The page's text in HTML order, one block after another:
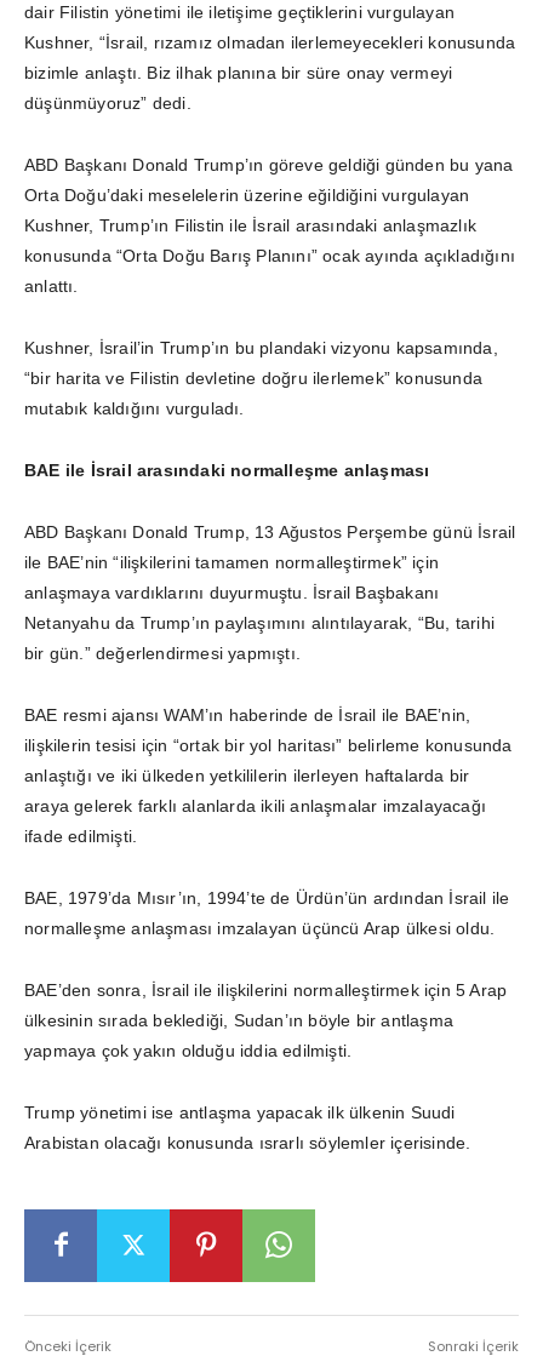
dair Filistin yönetimi ile iletişime geçtiklerini vurgulayan
Kushner, “İsrail, rızamız olmadan ilerlemeyecekleri konusunda
bizimle anlaştı. Biz ilhak planına bir süre onay vermeyi
düşünmüyoruz” dedi.
ABD Başkanı Donald Trump’ın göreve geldiği günden bu yana
Orta Doğu’daki meselelerin üzerine eğildiğini vurgulayan
Kushner, Trump’ın Filistin ile İsrail arasındaki anlaşmazlık
konusunda “Orta Doğu Barış Planını” ocak ayında açıkladığını
anlattı.
Kushner, İsrail’in Trump’ın bu plandaki vizyonu kapsamında,
“bir harita ve Filistin devletine doğru ilerlemek” konusunda
mutabık kaldığını vurguladı.
BAE ile İsrail arasındaki normalleşme anlaşması
ABD Başkanı Donald Trump, 13 Ağustos Perşembe günü İsrail
ile BAE’nin “ilişkilerini tamamen normalleştirmek” için
anlaşmaya vardıklarını duyurmuştu. İsrail Başbakanı
Netanyahu da Trump’ın paylaşımını alıntılayarak, “Bu, tarihi
bir gün.” değerlendirmesi yapmıştı.
BAE resmi ajansı WAM’ın haberinde de İsrail ile BAE’nin,
ilişkilerin tesisi için “ortak bir yol haritası” belirleme konusunda
anlaştığı ve iki ülkeden yetkililerin ilerleyen haftalarda bir
araya gelerek farklı alanlarda ikili anlaşmalar imzalayacağı
ifade edilmişti.
BAE, 1979’da Mısır’ın, 1994’te de Ürdün’ün ardından İsrail ile
normalleşme anlaşması imzalayan üçüncü Arap ülkesi oldu.
BAE’den sonra, İsrail ile ilişkilerini normalleştirmek için 5 Arap
ülkesinin sırada beklediği, Sudan’ın böyle bir antlaşma
yapmaya çok yakın olduğu iddia edilmişti.
Trump yönetimi ise antlaşma yapacak ilk ülkenin Suudi
Arabistan olacağı konusunda ısrarlı söylemler içerisinde.
Önceki İçerik Sonraki İçerik